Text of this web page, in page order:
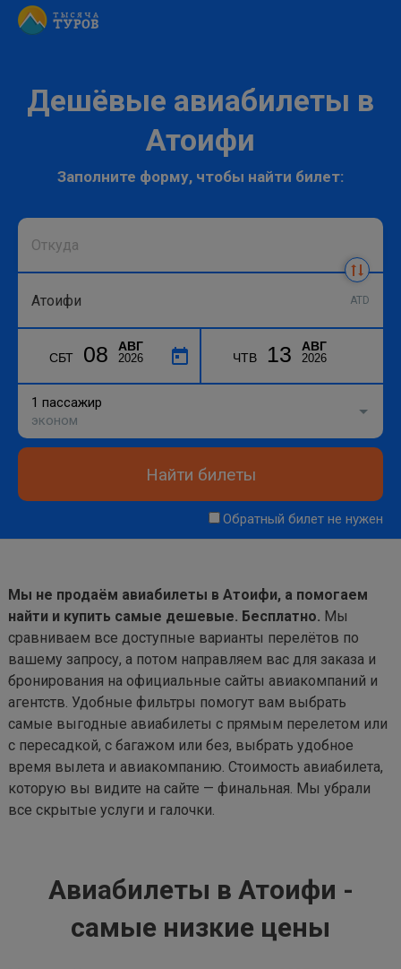
Дешёвые авиабилеты в
Атоифи
Заполните форму, чтобы найти билет:
ATD
СБТ 08 АВГ
2026 ЧТВ 13 АВГ
2026
1 пассажир
эконом
Найти билеты
Обратный билет не нужен
Мы не продаём авиабилеты в Атоифи, а помогаем
найти и купить самые дешевые. Бесплатно. Мы
сравниваем все доступные варианты перелётов по
вашему запросу, а потом направляем вас для заказа и
бронирования на официальные сайты авиакомпаний и
агентств. Удобные фильтры помогут вам выбрать
самые выгодные авиабилеты с прямым перелетом или
с пересадкой, с багажом или без, выбрать удобное
время вылета и авиакомпанию. Стоимость авиабилета,
которую вы видите на сайте — финальная. Мы убрали
все скрытые услуги и галочки.
Авиабилеты в Атоифи -
самые низкие цены